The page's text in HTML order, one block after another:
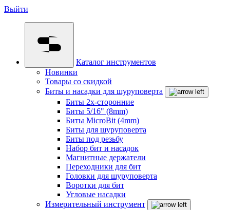
Выйти
Каталог инструментов
Новинки
Товары со скидкой
Биты и насадки для шуруповерта
Биты 2х-сторонние
Биты 5/16" (8mm)
Биты MicroBit (4mm)
Биты для шуруповерта
Биты под резьбу
Набор бит и насадок
Магнитные держатели
Переходники для бит
Головки для шуруповерта
Воротки для бит
Угловые насадки
Измерительный инструмент